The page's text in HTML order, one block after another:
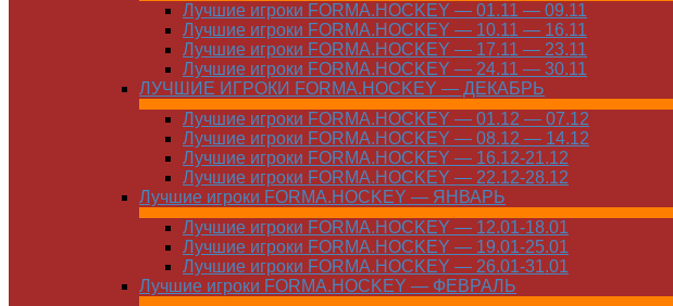
Лучшие игроки FORMA.HOCKEY — 01.11 — 09.11
Лучшие игроки FORMA.HOCKEY — 10.11 — 16.11
Лучшие игроки FORMA.HOCKEY — 17.11 — 23.11
Лучшие игроки FORMA.HOCKEY — 24.11 — 30.11
ЛУЧШИЕ ИГРОКИ FORMA.HOCKEY — ДЕКАБРЬ
Лучшие игроки FORMA.HOCKEY — 01.12 — 07.12
Лучшие игроки FORMA.HOCKEY — 08.12 — 14.12
Лучшие игроки FORMA.HOCKEY — 16.12-21.12
Лучшие игроки FORMA.HOCKEY — 22.12-28.12
Лучшие игроки FORMA.HOCKEY — ЯНВАРЬ
Лучшие игроки FORMA.HOCKEY — 12.01-18.01
Лучшие игроки FORMA.HOCKEY — 19.01-25.01
Лучшие игроки FORMA.HOCKEY — 26.01-31.01
Лучшие игроки FORMA.HOCKEY — ФЕВРАЛЬ